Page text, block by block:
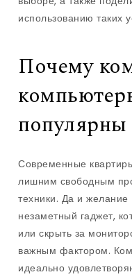
использованию таких
Почему
популярны
Современные
лишним свободным
техники. Да и желание
незаметный гаджет,
или скрыть за
важным фактором.
идеально